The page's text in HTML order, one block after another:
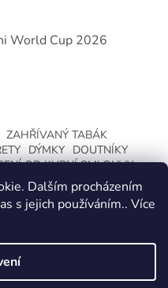
Dalším procházením
s jejich používáním.. Více
World Cup 2026
ZAHŘÍVANÝ TABÁK
DÝMKY
DOUTNÍKY
OD KUPNÍ SMLOUVY
Shoptet